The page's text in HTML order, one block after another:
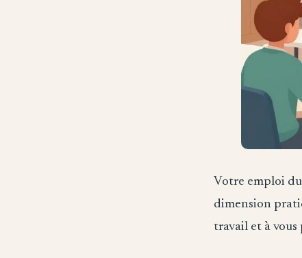
Votre emploi
dimension
travail et à vous